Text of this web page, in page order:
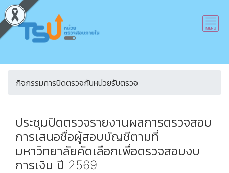
กิจกรรมการปิดตรวจกับหน่วยรับตรวจ
ประชุมปิดตรวจรายงานผลการตรวจสอบ
การเสนอชื่อผู้สอบบัญชีตามที่
มหาวิทยาลัยคัดเลือกเพื่อตรวจสอบงบ
การเงิน ปี 2569